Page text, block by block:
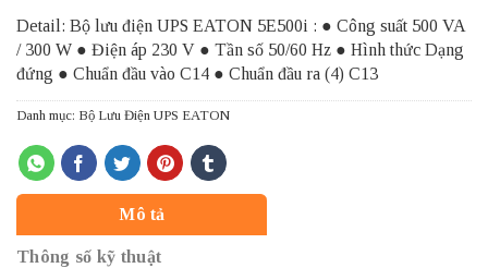
Detail: Bộ lưu điện UPS EATON 5E500i : ● Công suất 500 VA
/ 300 W ● Điện áp 230 V ● Tần số 50/60 Hz ● Hình thức Dạng
đứng ● Chuẩn đầu vào C14 ● Chuẩn đầu ra (4) C13
Danh mục: Bộ Lưu Điện UPS EATON
Mô tả
Thông số kỹ thuật